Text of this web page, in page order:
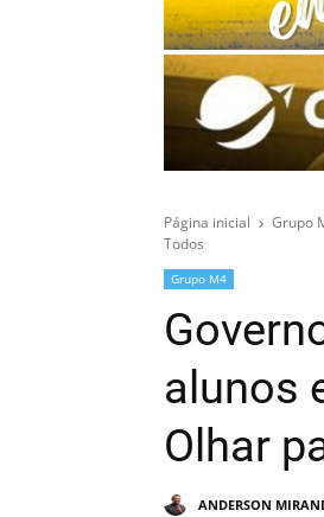
Página inicial Grupo
Todos
Grupo M4
alunos
Olhar
ANDERSON